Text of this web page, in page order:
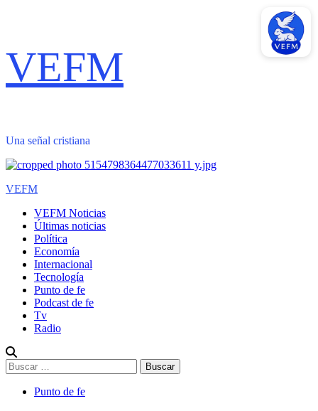
al
contenido
VEFM
Una señal cristiana
Menú
VEFM
VEFM Noticias
Últimas noticias
Política
Economía
Internacional
Tecnología
Punto de fe
Podcast de fe
Tv
Radio
Buscar:
Punto de fe